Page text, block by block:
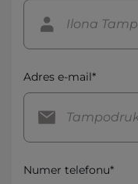
Adres e-mail*
Numer telefonu*